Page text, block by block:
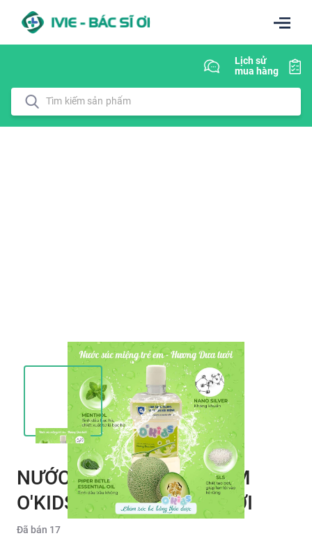
Lịch sử
mua hàng
NƯỚC SÚC MIỆNG TRẺ EM
O'KIDS - HƯƠNG DƯA LƯỚI
Đã bán 17